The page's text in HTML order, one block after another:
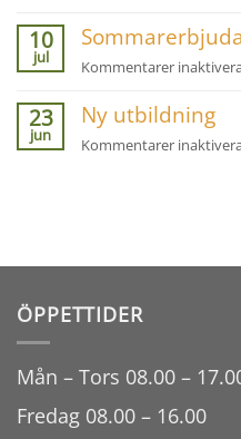
10
jul Kommentarer
23
jun
Ny utbildning
Kommentarer
ÖPPETTIDER
Mån – Tors 08.00 –
Fredag 08.00 – 16.00